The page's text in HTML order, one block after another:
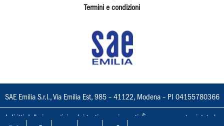
Termini e condizioni
SAE Emilia S.r.l., Via Emilia Est, 985 – 41122, Modena – PI 04155780366
I diritti delle immagini e dei testi sono riservati. È espressamente vietata la